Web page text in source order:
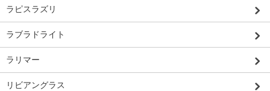
ラピスラズリ
ラブラドライト
ラリマー
リビアングラス